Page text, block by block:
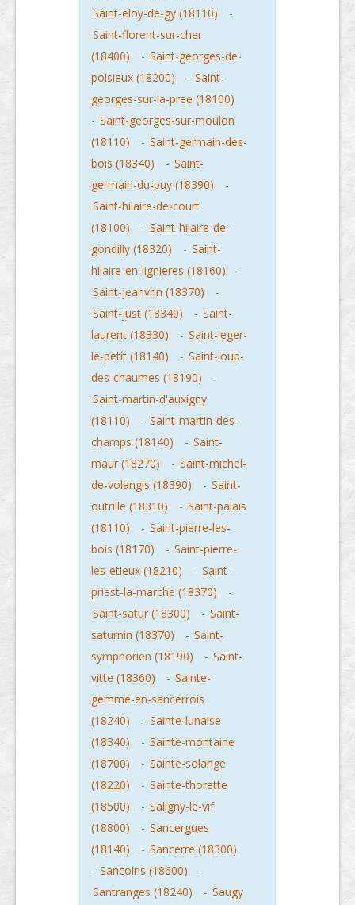
Saint-eloy-de-gy (18110)
-
Saint-florent-sur-cher
(18400)
- Saint-georges-de-
poisieux (18200)
- Saint-
georges-sur-la-pree (18100)
- Saint-georges-sur-moulon
(18110)
- Saint-germain-des-
bois (18340)
- Saint-
germain-du-puy (18390)
-
Saint-hilaire-de-court
(18100)
- Saint-hilaire-de-
gondilly (18320)
- Saint-
hilaire-en-lignieres (18160)
-
Saint-jeanvrin (18370)
-
Saint-just (18340)
- Saint-
laurent (18330)
- Saint-leger-
le-petit (18140)
- Saint-loup-
des-chaumes (18190)
-
Saint-martin-d'auxigny
(18110)
- Saint-martin-des-
champs (18140)
- Saint-
maur (18270)
- Saint-michel-
de-volangis (18390)
- Saint-
outrille (18310)
- Saint-palais
(18110)
- Saint-pierre-les-
bois (18170)
- Saint-pierre-
les-etieux (18210)
- Saint-
priest-la-marche (18370)
-
Saint-satur (18300)
- Saint-
saturnin (18370)
- Saint-
symphorien (18190)
- Saint-
vitte (18360)
- Sainte-
gemme-en-sancerrois
(18240)
- Sainte-lunaise
(18340)
- Sainte-montaine
(18700)
- Sainte-solange
(18220)
- Sainte-thorette
(18500)
- Saligny-le-vif
(18800)
- Sancergues
(18140)
- Sancerre (18300)
- Sancoins (18600)
-
Santranges (18240)
- Saugy